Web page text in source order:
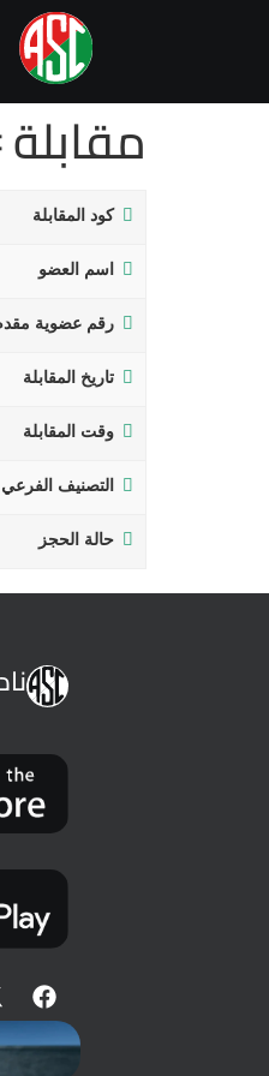
مقابلة
كود المقابلة
اسم العضو
رقم عضوية
تاريخ المقابلة
وقت المقابلة
التصنيف الفرعي
حالة الحجز